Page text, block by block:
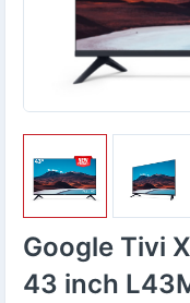
Google Tivi
43 inch